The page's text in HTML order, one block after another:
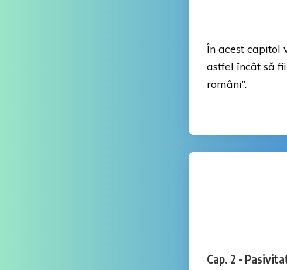
În acest capitol
astfel încât să
români”.
Cap. 2 -